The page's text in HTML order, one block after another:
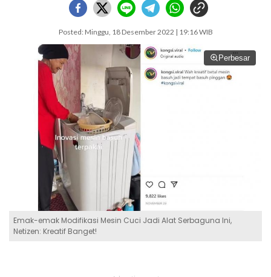
Posted: Minggu, 18 Desember 2022 | 19:16 WIB
Perbesar
Emak-emak Modifikasi Mesin Cuci Jadi Alat Serbaguna Ini,
Netizen: Kreatif Banget!